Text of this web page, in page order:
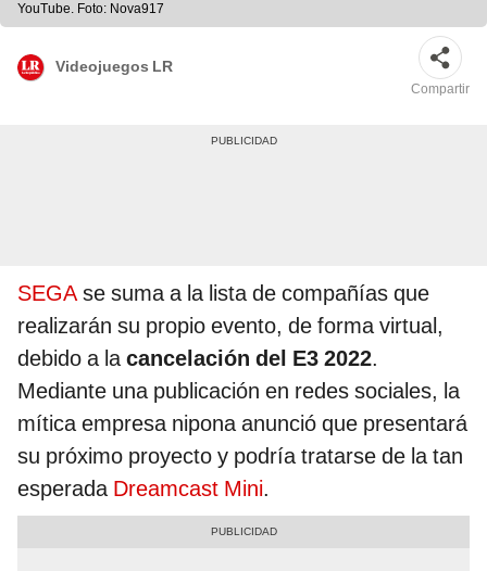
YouTube. Foto: Nova917
Videojuegos LR
Compartir
SEGAse suma a la lista de compañías que
realizarán su propio evento, de forma virtual,
debido a lacancelación del E3 2022.
Mediante una publicación en redes sociales, la
mítica empresa nipona anunció que presentará
su próximo proyecto y podría tratarse de la tan
esperada Dreamcast Mini.